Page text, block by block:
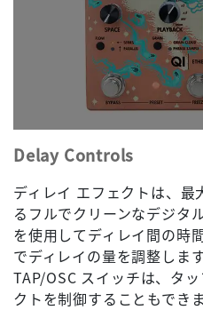
Delay Controls
ディレイ エフェクトは、
るフルでクリーンなデジタ
を使用してディレイ間の時
でディレイの量を調整しま
TAP/OSC スイッチは、タ
クトを制御することもでき